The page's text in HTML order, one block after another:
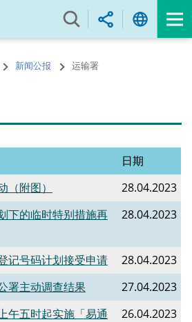
新闻公报 运输署
日期
（附图）
28.04.2023
下的临时特别措施再
28.04.2023
记号码计划接受申请
28.04.2023
署主动调查结果
27.04.2023
午五时起实施「易通
26.04.2023